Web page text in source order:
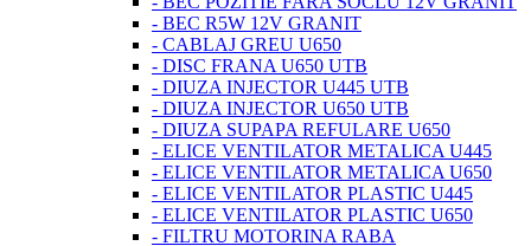
- BEC R5W 12V GRANIT
- CABLAJ GREU U650
- DISC FRANA U650 UTB
- DIUZA INJECTOR U445 UTB
- DIUZA INJECTOR U650 UTB
- DIUZA SUPAPA REFULARE U650
- ELICE VENTILATOR METALICA U445
- ELICE VENTILATOR METALICA U650
- ELICE VENTILATOR PLASTIC U445
- ELICE VENTILATOR PLASTIC U650
- FILTRU MOTORINA RABA